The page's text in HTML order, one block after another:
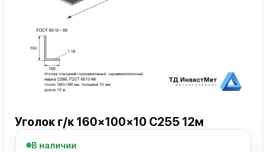
Уголок г/к 160×100×10 С255 12м
В наличии